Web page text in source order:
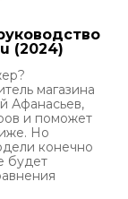
(2024)
магазина
Афанасьев,
и поможет
Но
конечно
будет